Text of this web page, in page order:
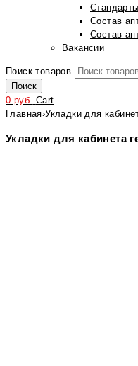
Состав
Состав
Вакансии
Поиск товаров
Поиск
0 руб. Cart
Главная›Укладки для
Укладки для кабинета